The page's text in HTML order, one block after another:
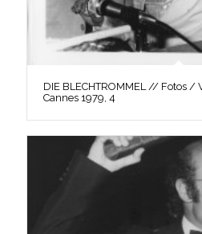
DIE BLECHTROMMEL // Fotos /
Cannes 1979, 4